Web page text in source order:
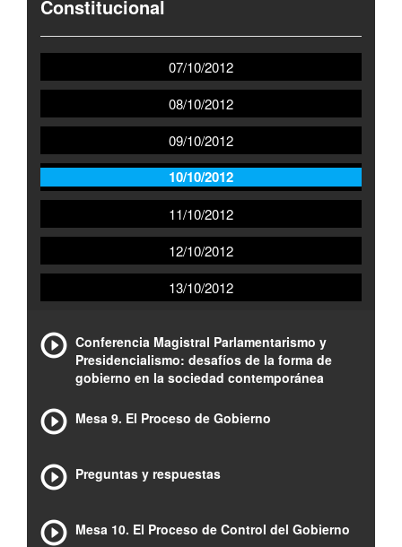
Constitucional
07/10/2012
08/10/2012
09/10/2012
10/10/2012
11/10/2012
12/10/2012
13/10/2012
Conferencia Magistral Parlamentarismo y
Presidencialismo: desafíos de la forma de
gobierno en la sociedad contemporánea
Mesa 9. El Proceso de Gobierno
Preguntas y respuestas
Mesa 10. El Proceso de Control del Gobierno